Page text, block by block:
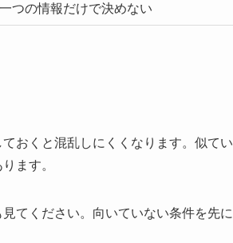
一つの情報だけで決めない
おくと混乱しにくくなります。似てい
ます。
見てください。向いていない条件を先に